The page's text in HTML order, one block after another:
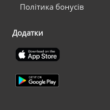
Політика бонусів
Додатки